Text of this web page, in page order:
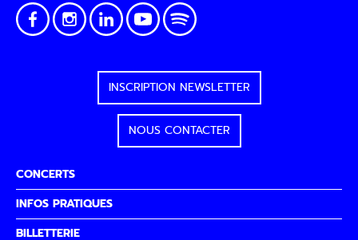
CONCERTS
INFOS PRATIQUES
BILLETTERIE
INSCRIPTION NEWSLETTER
NOUS CONTACTER